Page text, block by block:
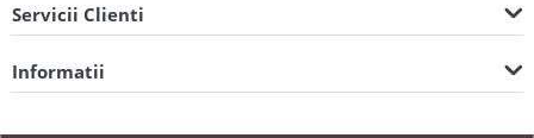
Servicii Clienti
Informatii